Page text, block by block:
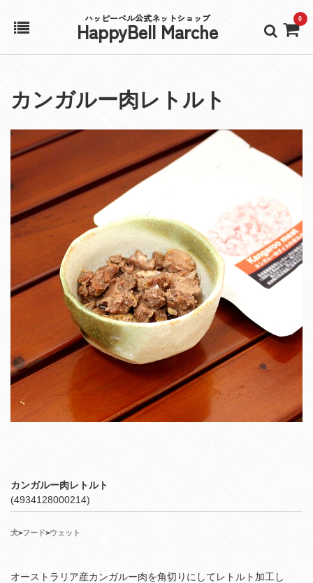
ハッピーベル公式ネットショップ
HappyBell Marche 0
アカウント
カート
カンガルー肉レトルト
カンガルー肉レトルト
(4934128000214)
犬>フード>ウェット
オーストラリア産カンガルー肉を角切りにしてレトルト加工し